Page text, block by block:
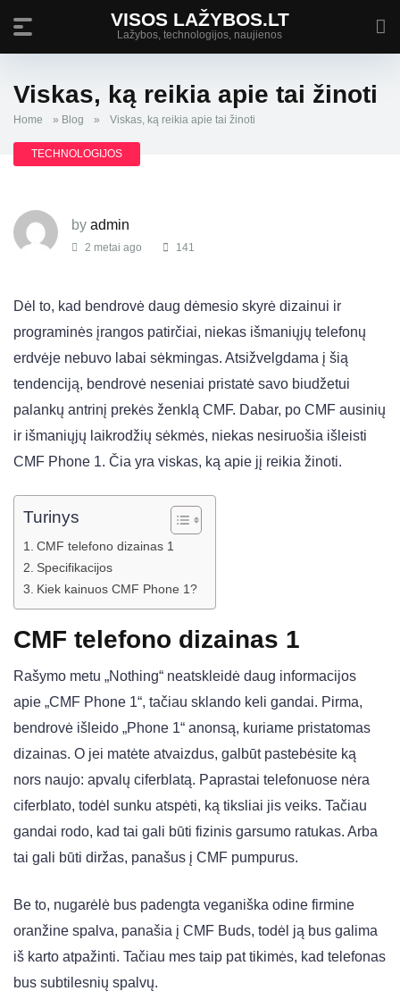
VISOS LAŽYBOS.LT
Lažybos, technologijos, naujienos
Viskas, ką reikia apie tai žinoti
Home » Blog » Viskas, ką reikia apie tai žinoti
TECHNOLOGIJOS
by admin
2 metai ago 141
Dėl to, kad bendrovė daug dėmesio skyrė dizainui ir
programinės įrangos patirčiai, niekas išmaniųjų telefonų
erdvėje nebuvo labai sėkmingas. Atsižvelgdama į šią
tendenciją, bendrovė neseniai pristatė savo biudžetui
palankų antrinį prekės ženklą CMF. Dabar, po CMF ausinių
ir išmaniųjų laikrodžių sėkmės, niekas nesiruošia išleisti
CMF Phone 1. Čia yra viskas, ką apie jį reikia žinoti.
Turinys
CMF telefono dizainas 1
Specifikacijos
Kiek kainuos CMF Phone 1?
CMF telefono dizainas 1
Rašymo metu „Nothing“ neatskleidė daug informacijos
apie „CMF Phone 1“, tačiau sklando keli gandai. Pirma,
bendrovė išleido „Phone 1“ anonsą, kuriame pristatomas
dizainas. O jei matėte atvaizdus, ​​galbūt pastebėsite ką
nors naujo: apvalų ciferblatą. Paprastai telefonuose nėra
ciferblato, todėl sunku atspėti, ką tiksliai jis veiks. Tačiau
gandai rodo, kad tai gali būti fizinis garsumo ratukas. Arba
tai gali būti diržas, panašus į CMF pumpurus.
Be to, nugarėlė bus padengta veganiška odine firmine
oranžine spalva, panašia į CMF Buds, todėl ją bus galima
iš karto atpažinti. Tačiau mes taip pat tikimės, kad telefonas
bus subtilesnių spalvų.